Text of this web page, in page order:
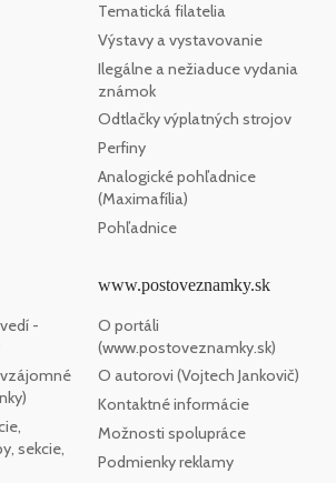
Tematická filatelia
Výstavy a vystavovanie
Ilegálne a nežiaduce vydania
známok
Odtlačky výplatných strojov
Perfiny
Analogické pohľadnice
(Maximafília)
Pohľadnice
-
sekcie,
www.postoveznamky.sk
O portáli
(www.postoveznamky.sk)
O autorovi (Vojtech Jankovič)
Kontaktné informácie
Možnosti spolupráce
Podmienky reklamy